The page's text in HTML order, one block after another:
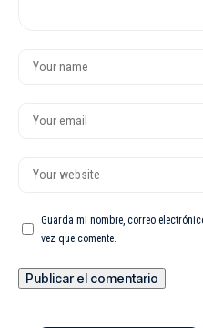
Guarda mi nombre, correo
vez que comente.